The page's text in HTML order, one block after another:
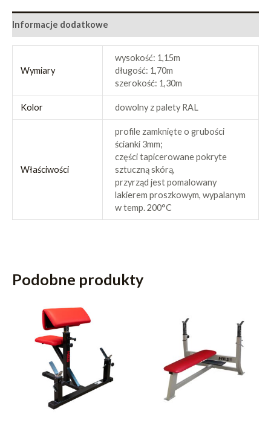
Informacje dodatkowe
Wymiary
wysokość: 1,15m
długość: 1,70m
szerokość: 1,30m
Kolor dowolny z palety RAL
Właściwości
profile zamknięte o grubości
ścianki 3mm;
części tapicerowane pokryte
sztuczną skórą,
przyrząd jest pomalowany
lakierem proszkowym, wypalanym
w temp. 200°C
Podobne produkty